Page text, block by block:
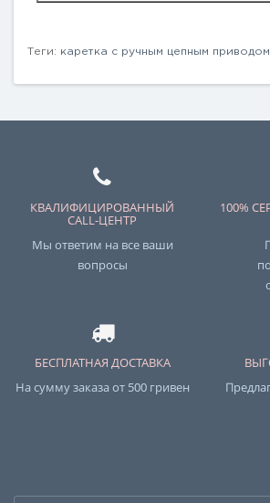
Теги: каретка с ручным цепным приводом
КВАЛИФИЦИРОВАННЫЙ
CALL-ЦЕНТР
Мы ответим на все ваши
вопросы
100%
БЕСПЛАТНАЯ ДОСТАВКА
На сумму заказа от 500 гривен